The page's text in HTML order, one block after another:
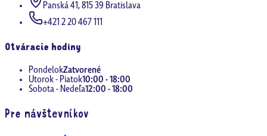
Panská 41, 815 39 Bratislava
+421 2 20 467 111
Otváracie hodiny
PondelokZatvorené
Utorok - Piatok10:00 - 18:00
Sobota - Nedeľa12:00 - 18:00
Pre návštevníkov